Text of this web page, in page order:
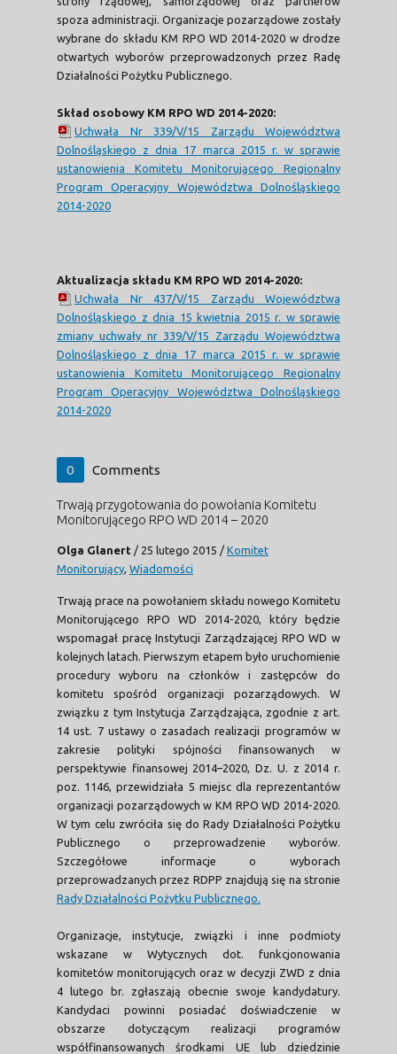
spoza administracji. Organizacje pozarządowe zostały
wybrane do składu KM RPO WD 2014-2020 w drodze
otwartych wyborów przeprowadzonych przez Radę
Działalności Pożytku Publicznego.
Skład osobowy KM RPO WD 2014-2020:
Uchwała Nr 339/V/15 Zarządu Województwa
Dolnośląskiego z dnia 17 marca 2015 r. w sprawie
ustanowienia Komitetu Monitorującego Regionalny
Program Operacyjny Województwa Dolnośląskiego
2014-2020
Aktualizacja składu KM RPO WD 2014-2020:
Uchwała Nr 437/V/15 Zarządu Województwa
Dolnośląskiego z dnia 15 kwietnia 2015 r. w sprawie
zmiany uchwały nr 339/V/15 Zarządu Województwa
Dolnośląskiego z dnia 17 marca 2015 r. w sprawie
ustanowienia Komitetu Monitorującego Regionalny
Program Operacyjny Województwa Dolnośląskiego
2014-2020
0 Comments
Trwają przygotowania do powołania Komitetu
Monitorującego RPO WD 2014 – 2020
Olga Glanert / 25 lutego 2015 / Komitet
Monitorujący Wiadomości
Trwają prace na powołaniem składu nowego Komitetu
Monitorującego RPO WD 2014-2020, który będzie
wspomagał pracę Instytucji Zarządzającej RPO WD w
kolejnych latach. Pierwszym etapem było uruchomienie
procedury wyboru na członków i zastępców do
komitetu spośród organizacji pozarządowych. W
związku z tym Instytucja Zarządzająca, zgodnie z art.
14 ust. 7 ustawy o zasadach realizacji programów w
zakresie polityki spójności finansowanych w
perspektywie finansowej 2014–2020, Dz. U. z 2014 r.
poz. 1146, przewidziała 5 miejsc dla reprezentantów
organizacji pozarządowych w KM RPO WD 2014-2020.
W tym celu zwróciła się do Rady Działalności Pożytku
Publicznego o przeprowadzenie wyborów.
Szczegółowe informacje o wyborach
przeprowadzanych przez RDPP znajdują się na stronie
Rady Działalności Pożytku Publicznego.
Organizacje, instytucje, związki i inne podmioty
wskazane w Wytycznych dot. funkcjonowania
komitetów monitorujących oraz w decyzji ZWD z dnia
4 lutego br. zgłaszają obecnie swoje kandydatury.
Kandydaci powinni posiadać doświadczenie w
obszarze dotyczącym realizacji programów
współfinansowanych środkami UE lub dziedzinie